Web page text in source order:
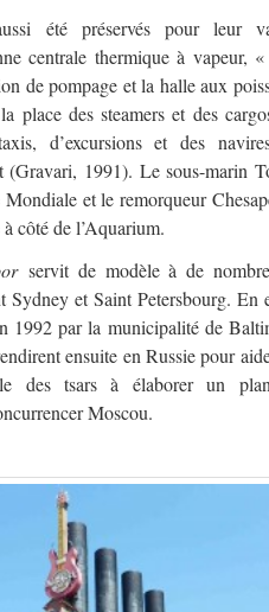
été préservés pour leur
centrale thermique à vapeur,
de pompage et la halle aux
place des steamers et des
d’excursions et des
(Gravari, 1991). Le sous-marin
et le remorqueur
côté de l’Aquarium.
servit de modèle à de
Sydney et Saint Petersbourg. En
1992 par la municipalité de
ensuite en Russie pour
des tsars à élaborer un
Moscou.